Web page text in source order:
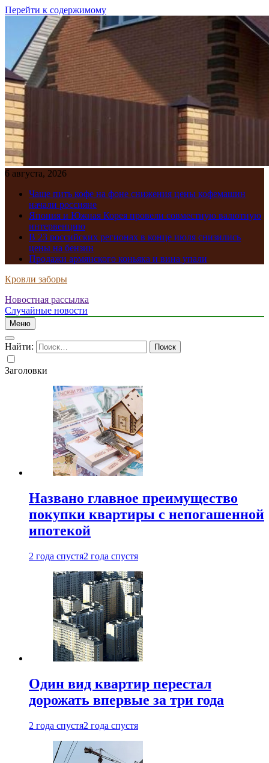
Перейти к содержимому
6 августа, 2026
Чаще пить кофе на фоне снижения цены кофемашин
начали россияне
Япония и Южная Корея провели совместную валютную
интервенцию
В 23 российских регионах в конце июля снизились
цены на бензин
Продажи армянского коньяка и вина упали
Кровли заборы
Новостная рассылка
Случайные новости
Меню
Найти:
Заголовки
Названо главное преимущество
покупки квартиры с непогашенной
ипотекой
2 года спустя2 года спустя
Один вид квартир перестал
дорожать впервые за три года
2 года спустя2 года спустя